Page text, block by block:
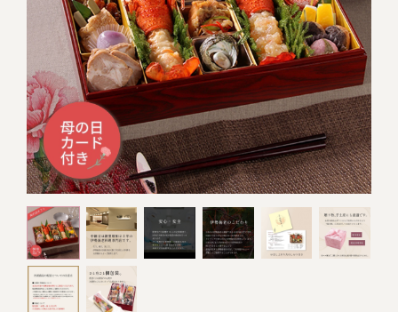
ご結婚式 1.5次会・
二次会
レストラン
オンライン通販
(造り/焼物/蒸し/ボイル伊勢海老)
(ごちそう重/誕生日重/還暦重/お食い初め重)
(生おせち/おせち冷凍)
弁当宅配・仕出し
鉄板焼 ひかり
製薬会社・MR
サイトマップ
全ての商品を見る
お造り（お刺身）
焼物
蒸し
ボイル伊勢海老
ごちそう重
全ての商品を見る
ごちそう重
還暦重
誕生日重
お食い初め重
おせち
全ての商品を見る
生おせち
おせち冷凍
海鮮鍋
海鮮ＢＢＱ
調味料
スープ・スープカレー